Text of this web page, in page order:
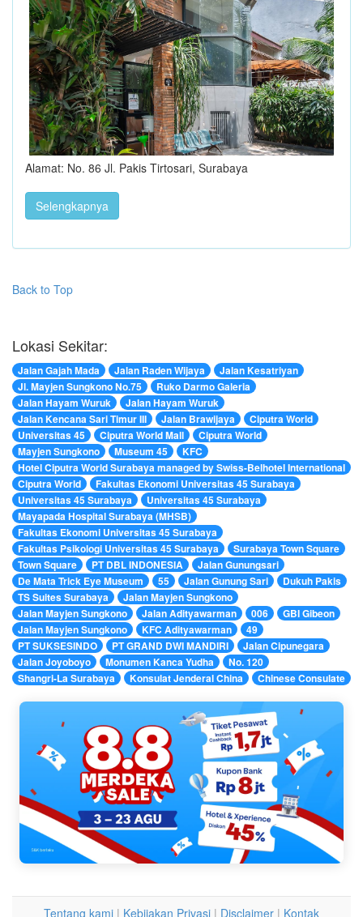
Alamat: No. 86 Jl. Pakis Tirtosari, Surabaya
Selengkapnya
Back to Top
Lokasi Sekitar:
Jalan Gajah Mada Jalan Raden Wijaya
Jalan Kesatriyan
Jl. Mayjen Sungkono No.75
Ruko Darmo Galeria
Jalan Hayam Wuruk
Jalan Hayam Wuruk
Jalan Kencana Sari Timur III
Jalan Brawijaya
Ciputra World
Universitas 45
Ciputra World Mall
Ciputra World
Mayjen Sungkono
Museum 45
KFC
Hotel Ciputra World Surabaya managed by Swiss-Belhotel International
Ciputra World
Fakultas Ekonomi Universitas 45 Surabaya
Universitas 45 Surabaya
Universitas 45 Surabaya
Mayapada Hospital Surabaya (MHSB)
Fakultas Ekonomi Universitas 45 Surabaya
Fakultas Psikologi Universitas 45 Surabaya
Surabaya Town Square
Town Square
PT DBL INDONESIA
Jalan Gunungsari
De Mata Trick Eye Museum
55 Jalan Gunung Sari
Dukuh Pakis
TS Suites Surabaya
Jalan Mayjen Sungkono
Jalan Mayjen Sungkono
Jalan Adityawarman 006
GBI Gibeon
Jalan Mayjen Sungkono
KFC Adityawarman
49
PT SUKSESINDO
PT GRAND DWI MANDIRI
Jalan Cipunegara
Jalan Joyoboyo
Monumen Kanca Yudha
No. 120
Shangri-La Surabaya
Konsulat Jenderal China Chinese Consulate
Tentang kami | Kebijakan Privasi | Disclaimer | Kontak